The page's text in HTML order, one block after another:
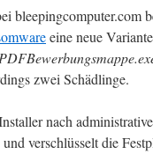
bleepingcomputer.com
eine neue
zwei Schädlinge.
nach
verschlüsselt die